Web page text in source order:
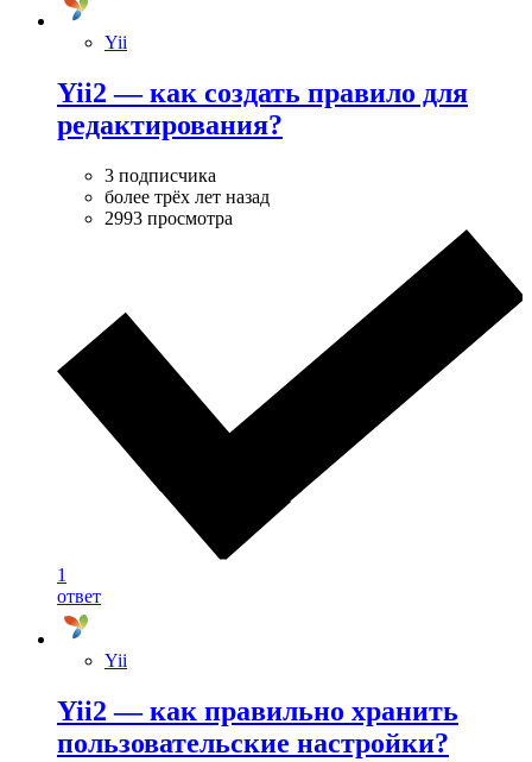
Yii
Yii2 — как создать правило для
редактирования?
3 подписчика
более трёх лет назад
2993 просмотра
1
ответ
Yii
Yii2 — как правильно хранить
пользовательские настройки?